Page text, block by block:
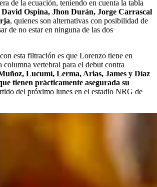
de la ecuación, teniendo en cuenta la tabla
David Ospina, Jhon Durán, Jorge Carrascal
, quienes son alternativas con posibilidad de
de no estar en ninguna de las dos
esta filtración es que Lorenzo tiene en
columna vertebral para el debut contra
Lucumí, Lerma, Arias, James y Díaz
tienen prácticamente asegurada su
del próximo lunes en el estadio NRG de